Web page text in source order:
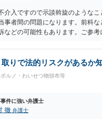
介入ですので示談斡旋のような
事者間の問題になります。前科
などの可能性もあります。ご参考
りで法的リスクがあるか
ルノ・わいせつ物頒布等
件に強い弁護士
徹 弁護士